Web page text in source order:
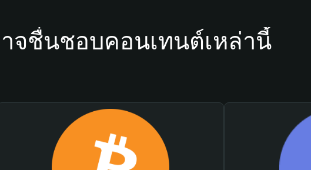
จชื่นชอบคอนเทนต์เหล่านี้